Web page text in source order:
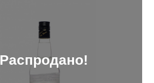
Распродано!